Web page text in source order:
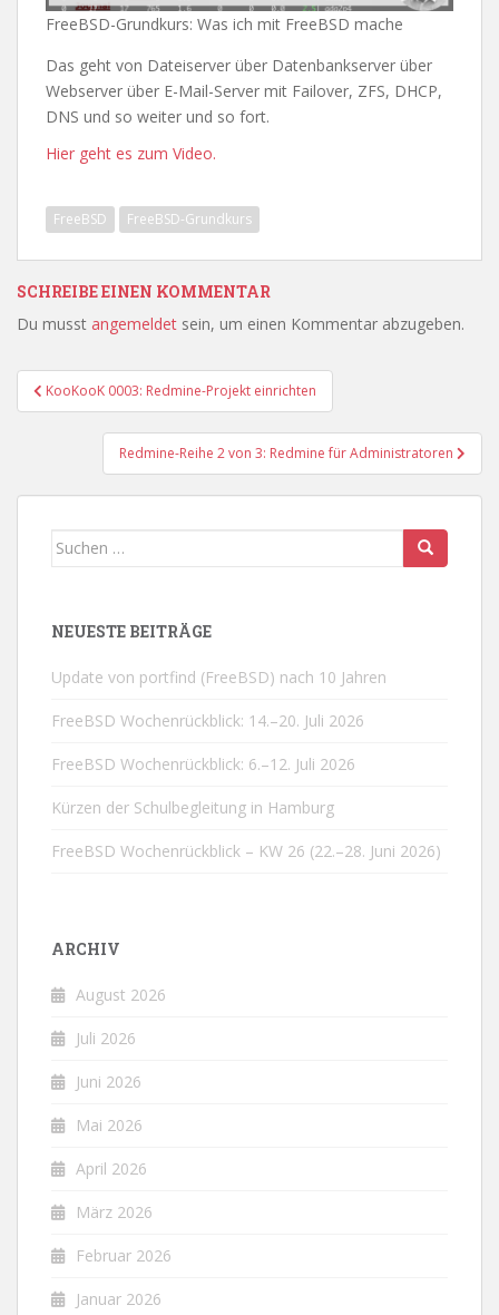
FreeBSD-Grundkurs: Was ich mit FreeBSD mache
Das geht von Dateiserver über Datenbankserver über
Webserver über E-Mail-Server mit Failover, ZFS, DHCP,
DNS und so weiter und so fort.
Hier geht es zum Video.
FreeBSD FreeBSD-Grundkurs
SCHREIBE EINEN KOMMENTAR
Du musst angemeldet sein, um einen Kommentar abzugeben.
Beitragsnavigation
KooKooK 0003: Redmine-Projekt einrichten
Redmine-Reihe 2 von 3: Redmine für Administratoren
Suchen
NEUESTE BEITRÄGE
Update von portfind (FreeBSD) nach 10 Jahren
FreeBSD Wochenrückblick: 14.–20. Juli 2026
FreeBSD Wochenrückblick: 6.–12. Juli 2026
Kürzen der Schulbegleitung in Hamburg
FreeBSD Wochenrückblick – KW 26 (22.–28. Juni 2026)
ARCHIV
August 2026
Juli 2026
Juni 2026
Mai 2026
April 2026
März 2026
Februar 2026
Januar 2026